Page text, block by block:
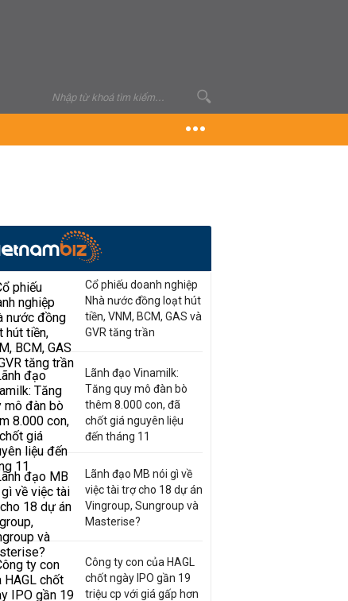
Cổ phiếu doanh nghiệp
Nhà nước đồng loạt hút
tiền, VNM, BCM, GAS và
GVR tăng trần
Lãnh đạo Vinamilk:
Tăng quy mô đàn bò
thêm 8.000 con, đã
chốt giá nguyên liệu
đến tháng 11
Lãnh đạo MB nói gì về
việc tài trợ cho 18 dự án
Vingroup, Sungroup và
Masterise?
Công ty con của HAGL
chốt ngày IPO gần 19
triệu cp với giá gấp hơn